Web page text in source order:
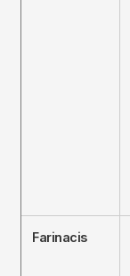
Farinacis